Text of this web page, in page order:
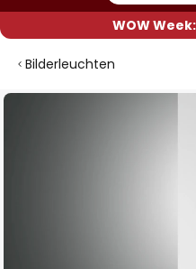
WOW Week:
Bilderleuchten
Zum